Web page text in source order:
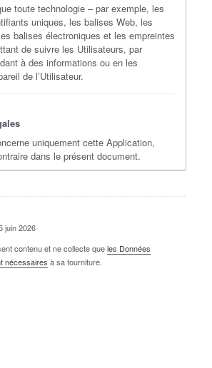
toute technologie – par exemple, les
uniques, les balises Web, les
balises électroniques et les empreintes
de suivre les Utilisateurs, par
à des informations ou en les
de l’Utilisateur.
uniquement cette Application,
dans le présent document.
juin 2026
contenu et ne collecte queles Données
nécessaires à sa fourniture.